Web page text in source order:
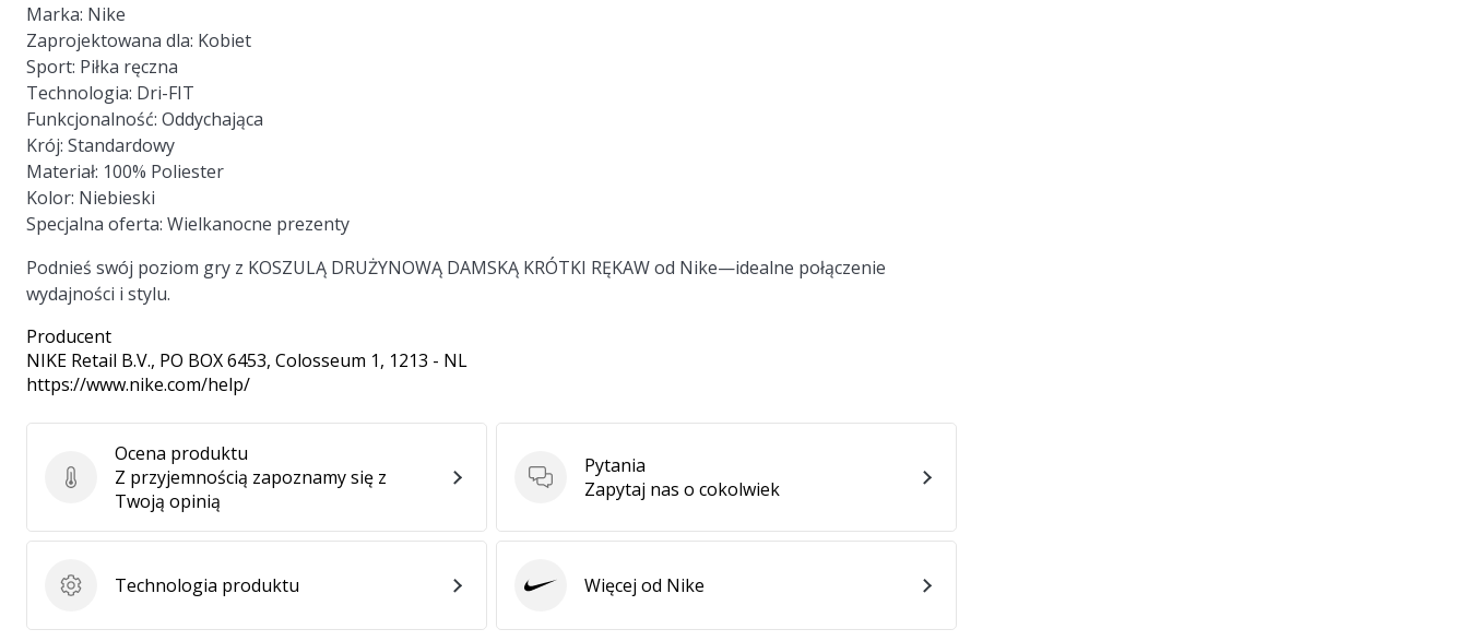
Marka: Nike
Zaprojektowana dla: Kobiet
Sport: Piłka ręczna
Technologia: Dri-FIT
Funkcjonalność: Oddychająca
Krój: Standardowy
Materiał: 100% Poliester
Kolor: Niebieski
Specjalna oferta: Wielkanocne prezenty
Podnieś swój poziom gry z KOSZULĄ DRUŻYNOWĄ DAMSKĄ KRÓTKI RĘKAW od Nike—idealne połączenie
wydajności i stylu.
Producent
NIKE Retail B.V., PO BOX 6453, Colosseum 1, 1213 - NL
https://www.nike.com/help/
Ocena produktu
Ocena produktu
Z przyjemnością zapoznamy się z
Twoją opinią
Pytania
Pytania
Zapytaj nas o cokolwiek
Technologia produktu
Technologia produktu Nike Więcej od Nike